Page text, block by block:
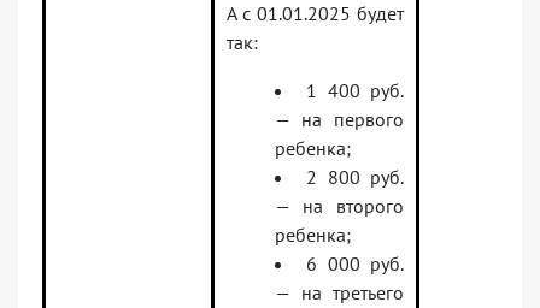
А с 01.01.2025 будет
так:
1 400 руб.
— на первого
ребенка;
2 800 руб.
— на второго
ребенка;
6 000 руб.
— на третьего